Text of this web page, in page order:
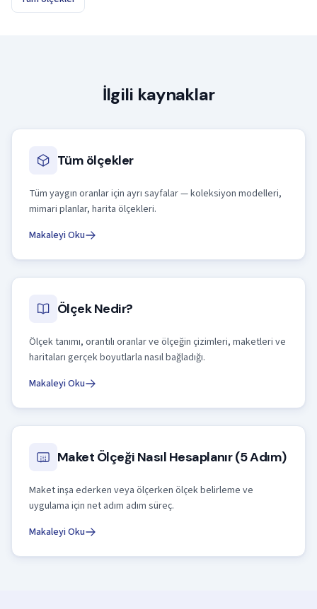
İlgili kaynaklar
Tüm ölçekler
Tüm yaygın oranlar için ayrı sayfalar — koleksiyon modelleri,
mimari planlar, harita ölçekleri.
Makaleyi Oku
Ölçek Nedir?
Ölçek tanımı, orantılı oranlar ve ölçeğin çizimleri, maketleri ve
haritaları gerçek boyutlarla nasıl bağladığı.
Makaleyi Oku
Maket Ölçeği Nasıl Hesaplanır (5 Adım)
Maket inşa ederken veya ölçerken ölçek belirleme ve
uygulama için net adım adım süreç.
Makaleyi Oku